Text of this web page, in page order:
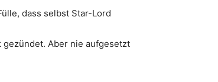
dass selbst Star-Lord
Aber nie aufgesetzt